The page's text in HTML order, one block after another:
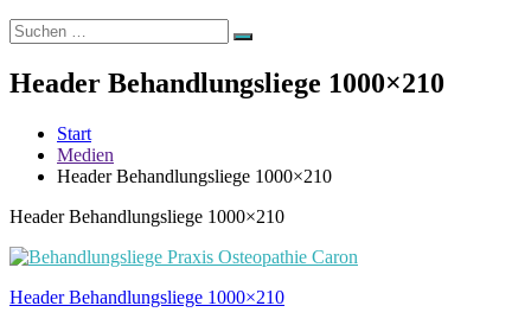
Suchen
nach:
Suchen
Header Behandlungsliege 1000×210
Start
Medien
Header Behandlungsliege 1000×210
Header Behandlungsliege 1000×210
Beitragsnavigation
Header Behandlungsliege 1000×210